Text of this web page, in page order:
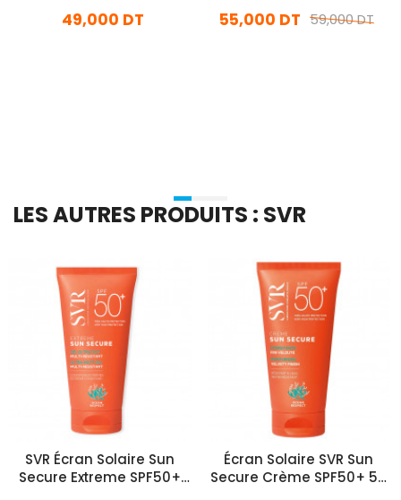
49,000 DT
59,000 DT
55,000 DT
LES AUTRES PRODUITS : SVR
SVR Écran Solaire Sun
Secure Extreme SPF50+
Écran Solaire SVR Sun
Secure Crème SPF50+ 50